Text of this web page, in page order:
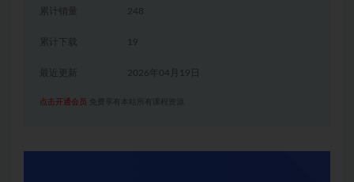
累计销量 248
累计下载 19
2026年04月19日
点击开通会员 免费享有本站所有课程资源